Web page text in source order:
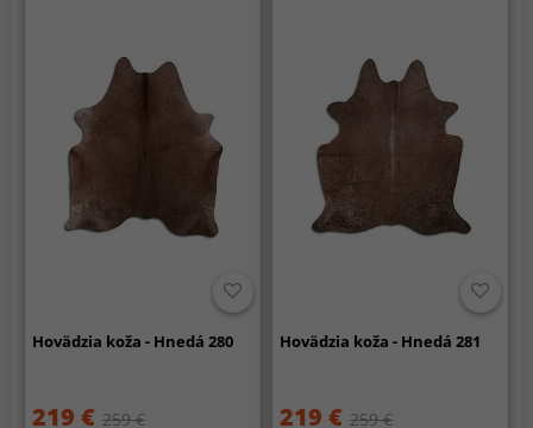
Hovädzia koža - Hnedá 280
219 € 259 €
Hovädzia koža - Hnedá 281
219 € 259 €